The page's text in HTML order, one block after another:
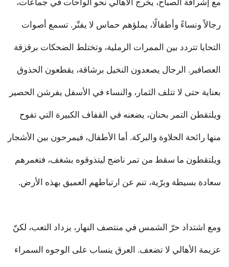
مع إشراقة الصباح، يخرج الأهالي نحو الواحات في جماعات،
رجالاً ونساءً وأطفالًا، يملؤهم حماس لا يفتّر. تسمع أصوات
التحايا تتردد بين الممرات الرملية، وتختلط الضحكات برقزقة
العصافير. الرجال يصعدون النخيل برشاقة، يقطعون الحذوق
بعناية حتى لا تتلف الثمار، والنساء في الأسفل يفرشن الحصير
ويلتقطن التمر بحنان، يضعنه في القفاف الكبيرة التي تفوح
منها رائحة الحلاوة والبركة. أما الأطفال، فيمرحون بين الأشجار
ويلتقطون ما سقط من تمر ناضج ليتذوقوه بشغف، فتغمرهم
سعادة بسيطة وبرّية، تنم عن ارتباطهم العميق بهذه الأرض.
ومع اشتداد حرّ الشمس في منتصف النهار، يزداد التعب، لكنّ
عزيمة الأهالي لا تضعف. العرق ينساب على الوجوه السمراء